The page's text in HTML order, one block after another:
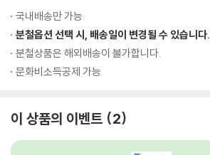
국내배송만 가능
분철옵션 선택 시, 배송일이 변경될 수 있습니다.
분철상품은 해외배송이 불가합니다.
문화비소득공제 가능
이 상품의 이벤트 2